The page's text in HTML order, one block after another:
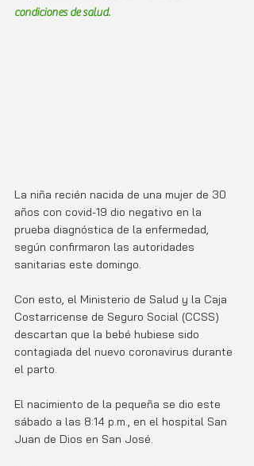
condiciones de salud.
La niña recién nacida de una mujer de 30
años con covid-19 dio negativo en la
prueba diagnóstica de la enfermedad,
según confirmaron las autoridades
sanitarias este domingo.
Con esto, el Ministerio de Salud y la Caja
Costarricense de Seguro Social (CCSS)
descartan que la bebé hubiese sido
contagiada del nuevo coronavirus durante
el parto.
El nacimiento de la pequeña se dio este
sábado a las 8:14 p.m., en el hospital San
Juan de Dios en San José.